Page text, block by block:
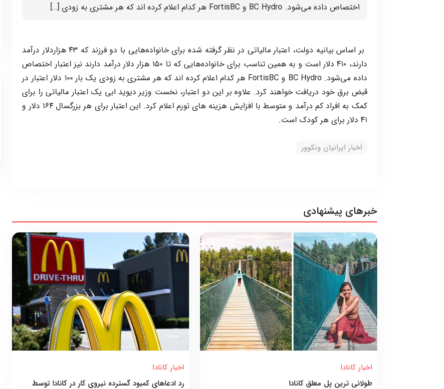
اختصاص داده می‌شود. BC Hydro و FortisBC هر کدام اعلام کرده اند که هر مشتری به زودی […]
بر اساس بیانیه دولت، اعتبار مالیاتی در نظر گرفته شده برای خانواده‌هایی با دو فرزند که ۴۳ هزاردلار درآمد
دارند، ۴۱۰ دلار است و به همین تناسب برای خانواده‌هایی که تا ۱۵۰ هزار دلار درآمد دارند نیز اعتبار اختصاص
داده می‌شود. BC Hydro و FortisBC هر کدام اعلام کرده اند که هر مشتری به زودی یک بار ۱۰۰ دلار اعتبار در
قبض برق خود دریافت خواهند کرد. علاوه بر این دو اعتبار، نخست وزیر دیوید ابی یک اعتبار مالیاتی را برای
کمک به افراد کم درآمد و متوسط با افزایش هزینه های تورم اعلام کرد. این اعتبار برای هر بزرگسال ۱۶۴ دلار و
۴۱ دلار برای هر کودک است.
اخبار ایرانیان ونکوور
خبرهای پیشنهادی
اخبار کانادا
طولانی ترین پل معلق کانادا
اخبار کانادا
رد ادعاهای کمبود گسترده نیروی کار در کانادا توسط